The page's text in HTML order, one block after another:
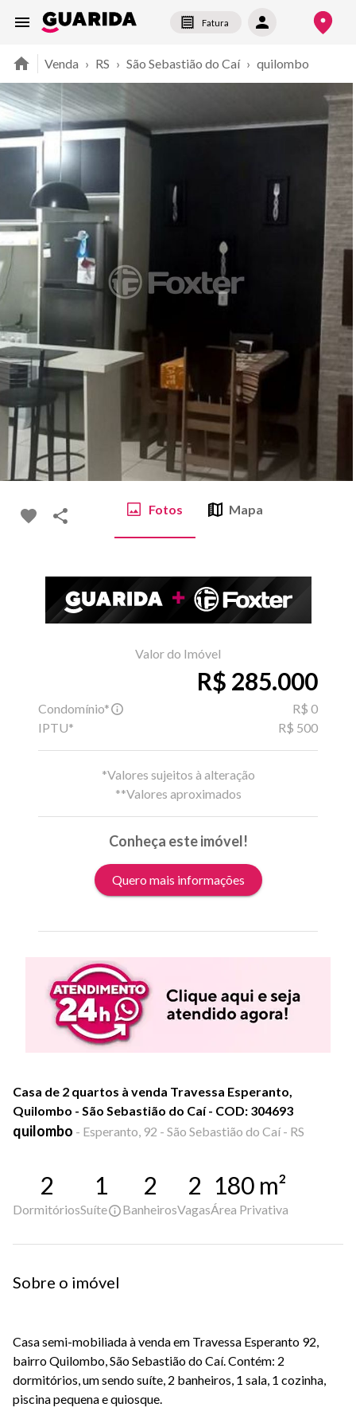
Fatura
Venda › RS › São Sebastião do Caí › quilombo
Fotos Mapa
Valor do Imóvel
R$ 285.000
Condomínio*
R$ 0
IPTU*
R$ 500
*Valores sujeitos à alteração
**Valores aproximados
Conheça este imóvel!
Quero mais informações
Casa de 2 quartos à venda Travessa Esperanto,
Quilombo - São Sebastião do Caí - COD: 304693
quilombo - Esperanto, 92 - São Sebastião do Caí - RS
2
Dormitórios
1
Suíte
2
Banheiros
2
Vagas
180 m²
Área Privativa
Sobre o imóvel
Casa semi-mobiliada à venda em Travessa Esperanto 92,
bairro Quilombo, São Sebastião do Caí. Contém: 2
dormitórios, um sendo suíte, 2 banheiros, 1 sala, 1 cozinha,
piscina pequena e quiosque.